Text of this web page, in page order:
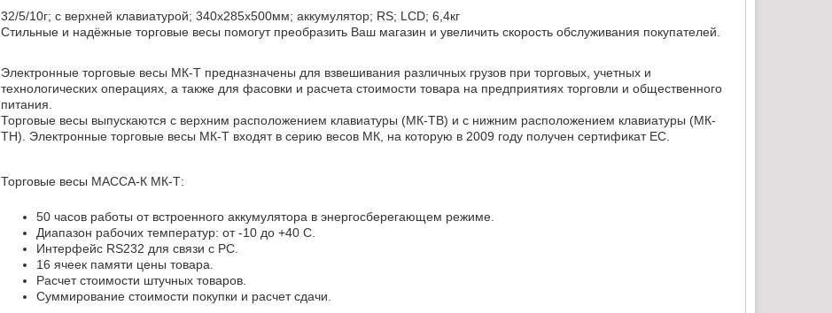
32/5/10г; с верхней клавиатурой; 340х285х500мм; аккумулятор; RS; LCD; 6,4кг
Стильные и надёжные торговые весы помогут преобразить Ваш магазин и увеличить скорость обслуживания покупателей.
Электронные торговые весы МК-Т предназначены для взвешивания различных грузов при торговых, учетных и
технологических операциях, а также для фасовки и расчета стоимости товара на предприятиях торговли и общественного
питания.
Торговые весы выпускаются с верхним расположением клавиатуры (МК-ТВ) и с нижним расположением клавиатуры (МК-
ТН). Электронные торговые весы МК-Т входят в серию весов МК, на которую в 2009 году получен сертификат ЕС.
Торговые весы МАССА-К МК-Т:
50 часов работы от встроенного аккумулятора в энергосберегающем режиме.
Диапазон рабочих температур: от -10 до +40 С.
Интерфейс RS232 для связи с РС.
16 ячеек памяти цены товара.
Расчет стоимости штучных товаров.
Суммирование стоимости покупки и расчет сдачи.